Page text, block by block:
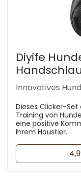
Diyife
Innovatives
Dieses Clicker-
Training von
eine positive
Ihrem Haustier.